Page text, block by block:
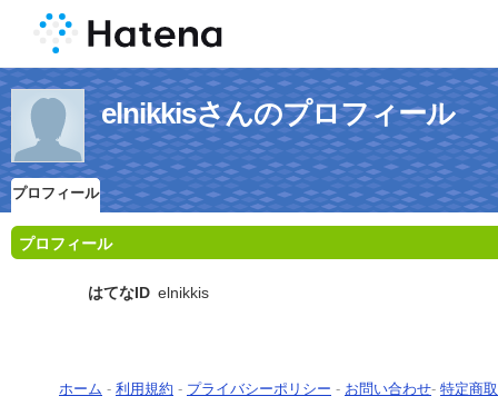
elnikkisさんのプロフィール
プロフィール
プロフィール
はてなID elnikkis
ホーム - 利用規約 - プライバシーポリシー - お問い合わせ- 特定商